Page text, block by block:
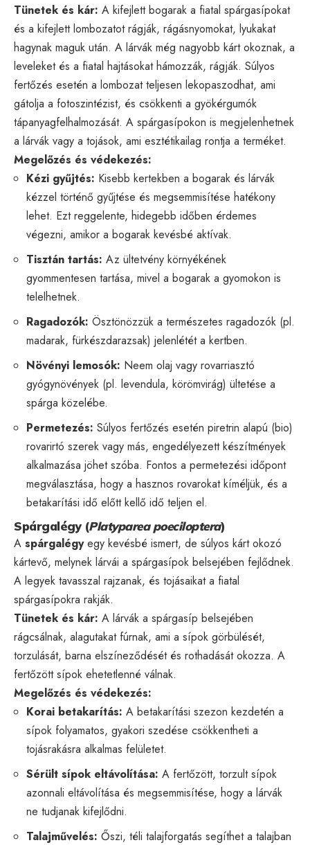
Tünetek és kár: A kifejlett bogarak a fiatal spárgasípokat
és a kifejlett lombozatot rágják, rágásnyomokat, lyukakat
hagynak maguk után. A lárvák még nagyobb kárt okoznak, a
leveleket és a fiatal hajtásokat hámozzák, rágják. Súlyos
fertőzés esetén a lombozat teljesen lekopaszodhat, ami
gátolja a fotoszintézist, és csökkenti a gyökérgumók
tápanyagfelhalmozását. A spárgasípokon is megjelenhetnek
a lárvák vagy a tojások, ami esztétikailag rontja a terméket.
Megelőzés és védekezés:
Kézi gyűjtés: Kisebb kertekben a bogarak és lárvák
kézzel történő gyűjtése és megsemmisítése hatékony
lehet. Ezt reggelente, hidegebb időben érdemes
végezni, amikor a bogarak kevésbé aktívak.
Tisztán tartás: Az ültetvény környékének
gyommentesen tartása, mivel a bogarak a gyomokon is
telelhetnek.
Ragadozók: Ösztönözzük a természetes ragadozók (pl.
madarak, fürkészdarazsak) jelenlétét a kertben.
Növényi lemosók: Neem olaj vagy rovarriasztó
gyógynövények (pl. levendula, körömvirág) ültetése a
spárga közelébe.
Permetezés: Súlyos fertőzés esetén piretrin alapú (bio)
rovarirtó szerek vagy más, engedélyezett készítmények
alkalmazása jöhet szóba. Fontos a permetezési időpont
megválasztása, hogy a hasznos rovarokat kíméljük, és a
betakarítási idő előtt kellő idő teljen el.
Spárgalégy (Platyparea poeciloptera)
A spárgalégyegy kevésbé ismert, de súlyos kárt okozó
kártevő, melynek lárvái a spárgasípok belsejében fejlődnek.
A legyek tavasszal rajzanak, és tojásaikat a fiatal
spárgasípokra rakják.
Tünetek és kár: A lárvák a spárgasíp belsejében
rágcsálnak, alagutakat fúrnak, ami a sípok görbülését,
torzulását, barna elszíneződését és rothadását okozza. A
fertőzött sípok ehetetlenné válnak.
Megelőzés és védekezés:
Korai betakarítás: A betakarítási szezon kezdetén a
sípok folyamatos, gyakori szedése csökkentheti a
tojásrakásra alkalmas felületet.
Sérült sípok eltávolítása: A fertőzött, torzult sípok
azonnali eltávolítása és megsemmisítése, hogy a lárvák
ne tudjanak kifejlődni.
Talajművelés: Őszi, téli talajforgatás segíthet a talajban